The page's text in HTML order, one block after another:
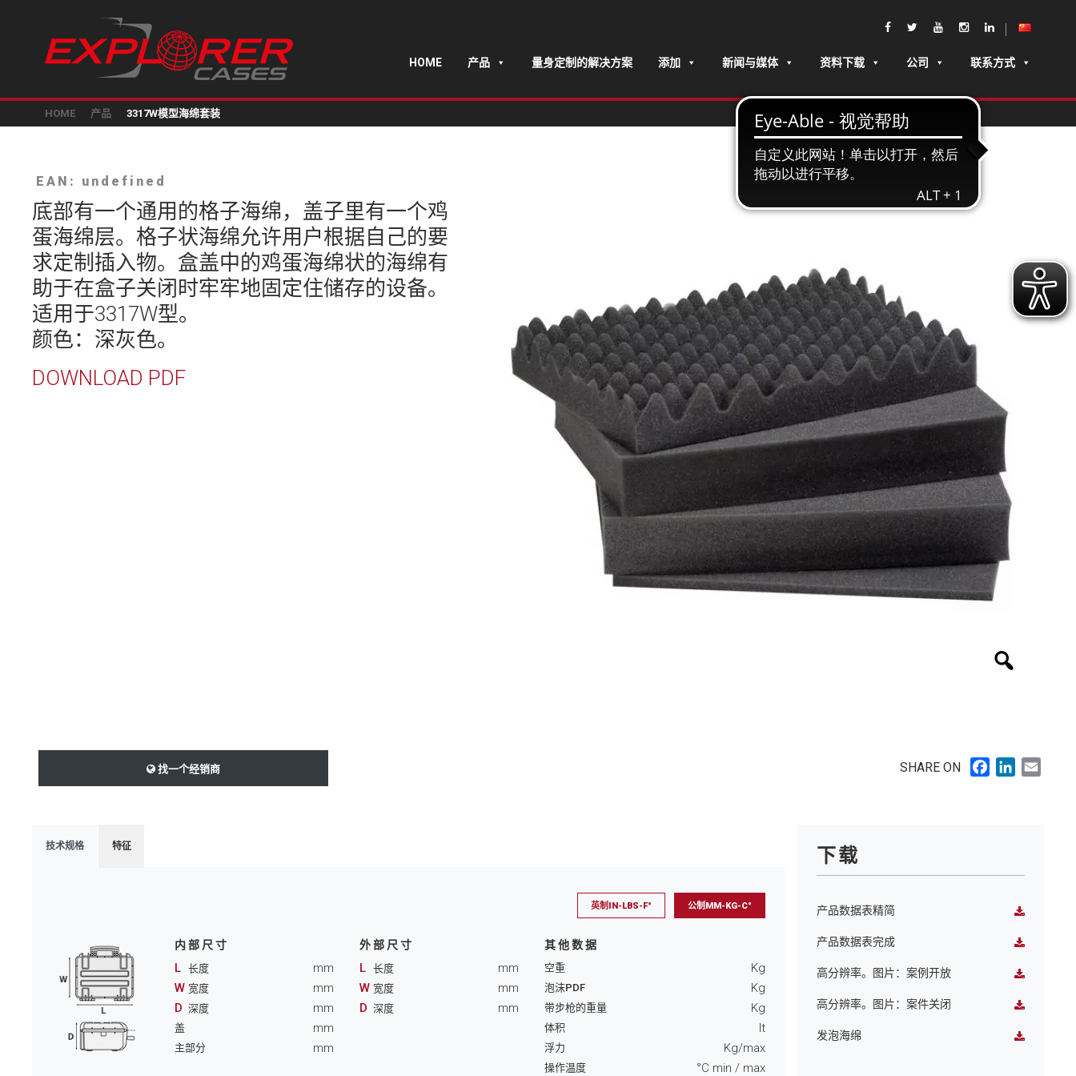
HOME 产品 量身定制的解决方案 添加 新闻与媒体 资料下载 公司 联系方式
HOME 产品 3317W模型海绵套装
EAN: undefined
底部有一个通用的格子海绵，盖子里有一个鸡
蛋海绵层。格子状海绵允许用户根据自己的要
求定制插入物。盒盖中的鸡蛋海绵状的海绵有
助于在盒子关闭时牢牢地固定住储存的设备。
适用于3317W型。
颜色：深灰色。
DOWNLOAD PDF
找一个经销商 SHARE ON Facebook
LinkedIn
技术规格 特征
英制IN-LBS-F° 公制MM-KG-C°
内部尺寸
L 长度
mm
W 宽度
mm
D 深度 mm
盖 mm
主部分 mm
外部尺寸
L 长度
mm
W 宽度
mm
D 深度 mm
其他数据
空重 Kg
泡沫PDF Kg
带步枪的重量 Kg
体积 lt
浮力 Kg/max
操作温度 °C min / max
下载
产品数据表精简
产品数据表完成
高分辨率。图片：案例开放
高分辨率。图片：案件关闭
发泡海绵